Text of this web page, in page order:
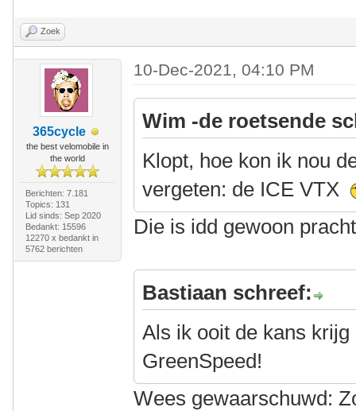
Zoek
365cycle
the best velomobile in
the world
Berichten: 7.181
Topics: 131
Lid sinds: Sep 2020
Bedankt: 15596
12270 x bedankt in
5762 berichten
10-Dec-2021, 04:10 PM
Wim -de roetsende
Klopt, hoe kon ik nou
vergeten: de ICE VTX
Die is idd gewoon
Bastiaan schreef:
Als ik ooit de kans
GreenSpeed!
Wees gewaarschuwd: